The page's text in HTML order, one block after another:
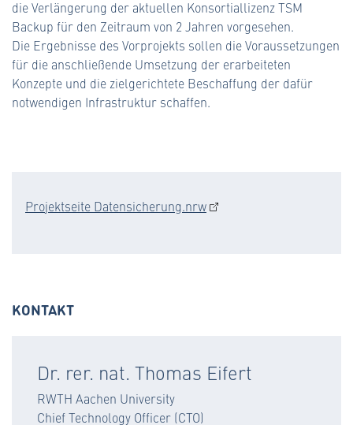
die Verlängerung der aktuellen Konsortiallizenz TSM
Backup für den Zeitraum von 2 Jahren vorgesehen.
Die Ergebnisse des Vorprojekts sollen die Voraussetzungen
für die anschließende Umsetzung der erarbeiteten
Konzepte und die zielgerichtete Beschaffung der dafür
notwendigen Infrastruktur schaffen.
Projektseite Datensicherung.nrw
KONTAKT
Dr. rer. nat. Thomas Eifert
RWTH Aachen University
Chief Technology Officer (CTO)